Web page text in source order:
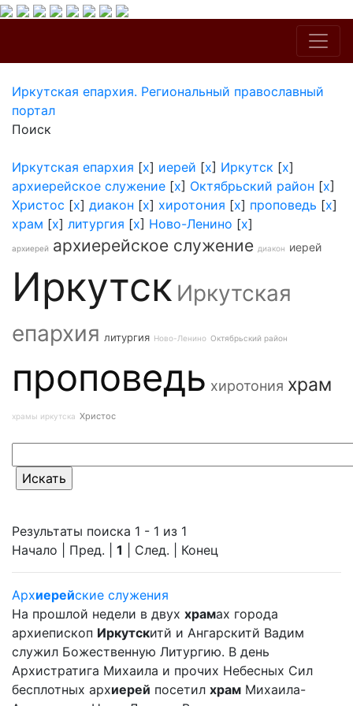
Иркутская епархия. Региональный православный
портал
Поиск
Иркутская епархия [x] иерей [x] Иркутск [x]
архиерейское служение [x] Октябрьский район [x]
Христос [x] диакон [x] хиротония [x] проповедь [x]
храм [x] литургия [x] Ново-Ленино [x]
архиерей архиерейское служение диакон иерей
Иркутск Иркутская
епархия литургия Ново-Ленино Октябрьский район
проповедь хиротония храм
храмы иркутска Христос
Результаты поиска 1 - 1 из 1
Начало | Пред. | 1 | След. | Конец
Архиерейские служения
На прошлой недели в двух храмах города
архиепископ Иркутскитй и Ангарскитй Вадим
служил Божественную Литургию. В день
Архистратига Михаила и прочих Небесных Сил
бесплотных архиерей посетил храм Михаила-